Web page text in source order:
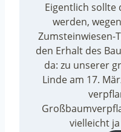
Eigentlich sollte
werden,
Zumsteinwiesen-
den Erhalt des
da: zu unserer
Linde am 17.
vielleicht